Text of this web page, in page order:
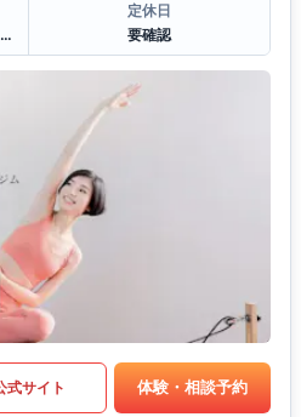
平日 9:00〜13:00・17:00〜22:00
定休日
要確認
式サイト 体験・相談予約